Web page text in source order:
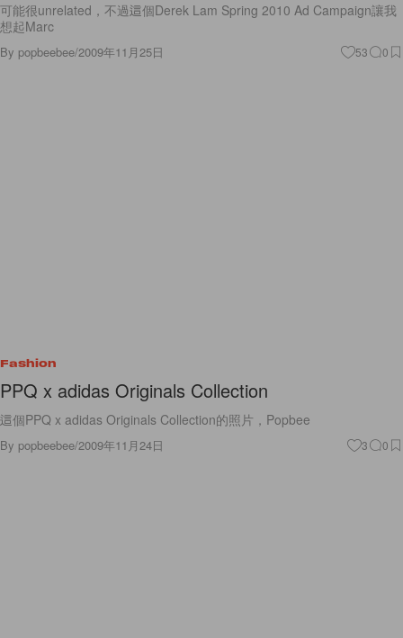
可能很unrelated，不過這個Derek Lam Spring 2010 Ad Campaign讓我
想起Marc
By popbeebee/2009年11月25日 53 0
Fashion
PPQ x adidas Originals Collection
這個PPQ x adidas Originals Collection的照片，Popbee
By popbeebee/2009年11月24日 3 0